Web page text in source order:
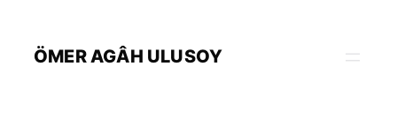
ÖMER AGÂH ULUSOY